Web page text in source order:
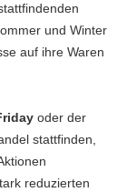
und Winter
auf ihre Waren
oder der
stattfinden,
reduzierten